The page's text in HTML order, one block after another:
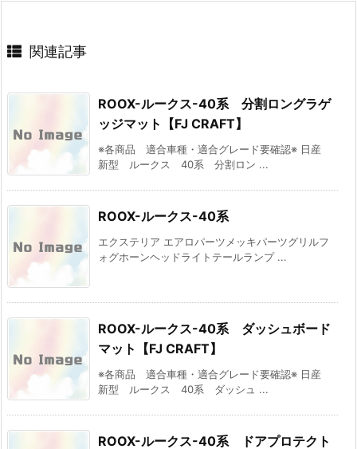
関連記事
ROOX-ルークス-40系 分割ロングラゲ
ッジマット【FJ CRAFT】
※各商品 適合車種・適合グレード要確認※ 日産
新型 ルークス 40系 分割ロン ...
ROOX-ルークス-40系
エクステリア エアロパーツメッキパーツグリルフ
ォグホーンヘッドライトテールランプ ...
ROOX-ルークス-40系 ダッシュボード
マット【FJ CRAFT】
※各商品 適合車種・適合グレード要確認※ 日産
新型 ルークス 40系 ダッシュ ...
ROOX-ルークス-40系 ドアプロテクト